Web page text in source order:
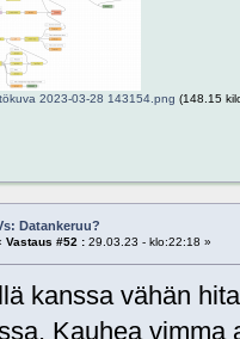
2023-03-28 143154.png (148.15
Datankeruu?
Vastaus #52 :29.03.23 - klo:22:18 »
kanssa vähän
Kauhea vimma